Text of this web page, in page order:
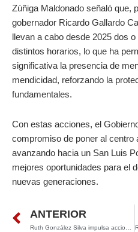
Zúñiga Maldonado señaló que,
gobernador Ricardo Gallardo
llevan a cabo desde 2025 dos
distintos horarios, lo que ha
significativa la presencia de
mendicidad, reforzando la
fundamentales.
Con estas acciones, el
compromiso de poner al centro
avanzando hacia un San Luis
mejores oportunidades para el
nuevas generaciones.
Prev
ANTERIOR
Ruth González Silva impulsa acciones cercanas para la prevención de adicciones en San Luis Potosí